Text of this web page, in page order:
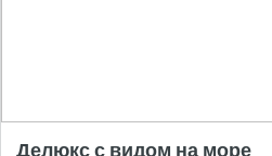
Делюкс с видом на море